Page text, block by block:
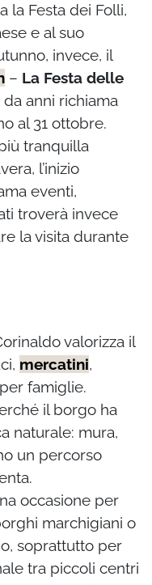
la Festa dei Folli,
e al suo
invece, il
– La Festa delle
anni richiama
al 31 ottobre.
tranquilla
l’inizio
eventi,
troverà invece
la visita durante
valorizza il
mercatini,
famiglie.
il borgo ha
naturale: mura,
un percorso
occasione per
marchigiani o
soprattutto per
tra piccoli centri